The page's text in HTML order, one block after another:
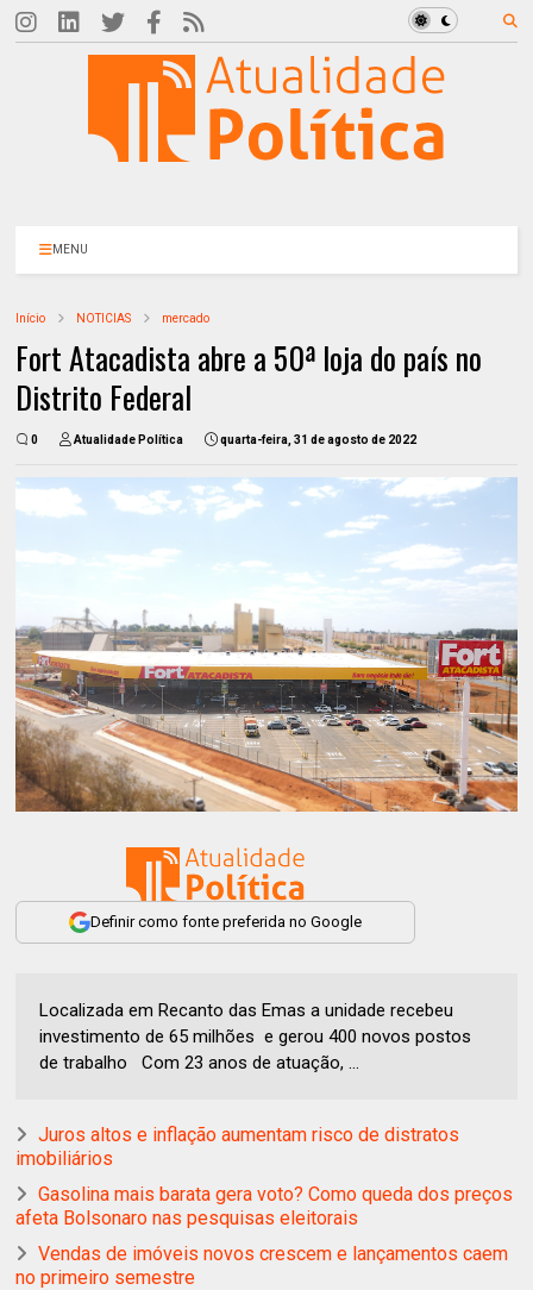
MENU
Início NOTICIAS mercado
Fort Atacadista abre a 50ª loja do país no
Distrito Federal
0 Atualidade Política quarta-feira, 31 de agosto de 2022
Definir como fonte preferida no Google
Localizada em Recanto das Emas a unidade recebeu
investimento de 65 milhões e gerou 400 novos postos
de trabalho Com 23 anos de atuação, ...
Juros altos e inflação aumentam risco de distratos
imobiliários
Gasolina mais barata gera voto? Como queda dos preços
afeta Bolsonaro nas pesquisas eleitorais
Vendas de imóveis novos crescem e lançamentos caem
no primeiro semestre